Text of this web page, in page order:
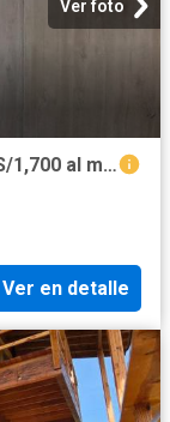
Ver foto
Departamento en alquiler en Piura a S/1,700 al mes
Ver en detalle